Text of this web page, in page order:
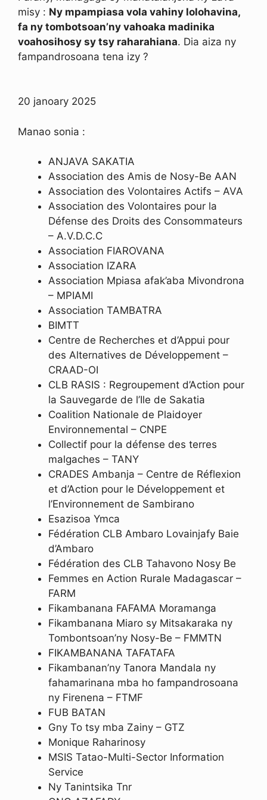
misy : Ny mpampiasa vola vahiny lolohavina,
fa ny tombotsoan’ny vahoaka madinika
voahosihosy sy tsy raharahiana. Dia aiza ny
fampandrosoana tena izy ?
20 janoary 2025
Manao sonia :
ANJAVA SAKATIA
Association des Amis de Nosy-Be AAN
Association des Volontaires Actifs – AVA
Association des Volontaires pour la
Défense des Droits des Consommateurs
– A.V.D.C.C
Association FIAROVANA
Association IZARA
Association Mpiasa afak’aba Mivondrona
– MPIAMI
Association TAMBATRA
BIMTT
Centre de Recherches et d’Appui pour
des Alternatives de Développement –
CRAAD-OI
CLB RASIS : Regroupement d’Action pour
la Sauvegarde de l’Ile de Sakatia
Coalition Nationale de Plaidoyer
Environnemental – CNPE
Collectif pour la défense des terres
malgaches – TANY
CRADES Ambanja – Centre de Réflexion
et d’Action pour le Développement et
l’Environnement de Sambirano
Esazisoa Ymca
Fédération CLB Ambaro Lovainjafy Baie
d’Ambaro
Fédération des CLB Tahavono Nosy Be
Femmes en Action Rurale Madagascar –
FARM
Fikambanana FAFAMA Moramanga
Fikambanana Miaro sy Mitsakaraka ny
Tombontsoan’ny Nosy-Be – FMMTN
FIKAMBANANA TAFATAFA
Fikambanan’ny Tanora Mandala ny
fahamarinana mba ho fampandrosoana
ny Firenena – FTMF
FUB BATAN
Gny To tsy mba Zainy – GTZ
Monique Raharinosy
MSIS Tatao-Multi-Sector Information
Service
Ny Tanintsika Tnr